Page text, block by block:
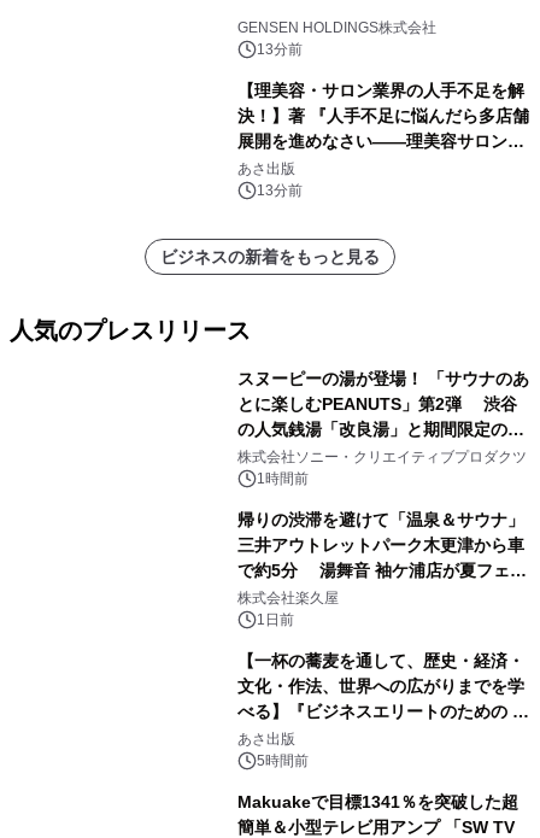
GENSEN HOLDINGS株式会社
13分前
【理美容・サロン業界の人手不足を解
決！】著 『人手不足に悩んだら多店舗
展開を進めなさい――理美容サロン
「多店舗展開」の教科書』2026年8月
24日（月）発売
あさ出版
13分前
ビジネスの新着をもっと見る
人気のプレスリリース
スヌーピーの湯が登場！ 「サウナのあ
とに楽しむPEANUTS」第2弾 渋谷
の人気銭湯「改良湯」と期間限定のコ
ラボレーション サウナイキタイコラ
ボグッズも発売決定！
株式会社ソニー・クリエイティブプロダクツ
1時間前
帰りの渋滞を避けて「温泉＆サウナ」
三井アウトレットパーク木更津から車
で約5分 湯舞音 袖ケ浦店が夏フェア
メニューを提供
株式会社楽久屋
1日前
【一杯の蕎麦を通して、歴史・経済・
文化・作法、世界への広がりまでを学
べる】『ビジネスエリートのための 教
養としての蕎麦』2026年8月25日
（火）発売
あさ出版
5時間前
Makuakeで目標1341％を突破した超
簡単＆小型テレビ用アンプ 「SW TV